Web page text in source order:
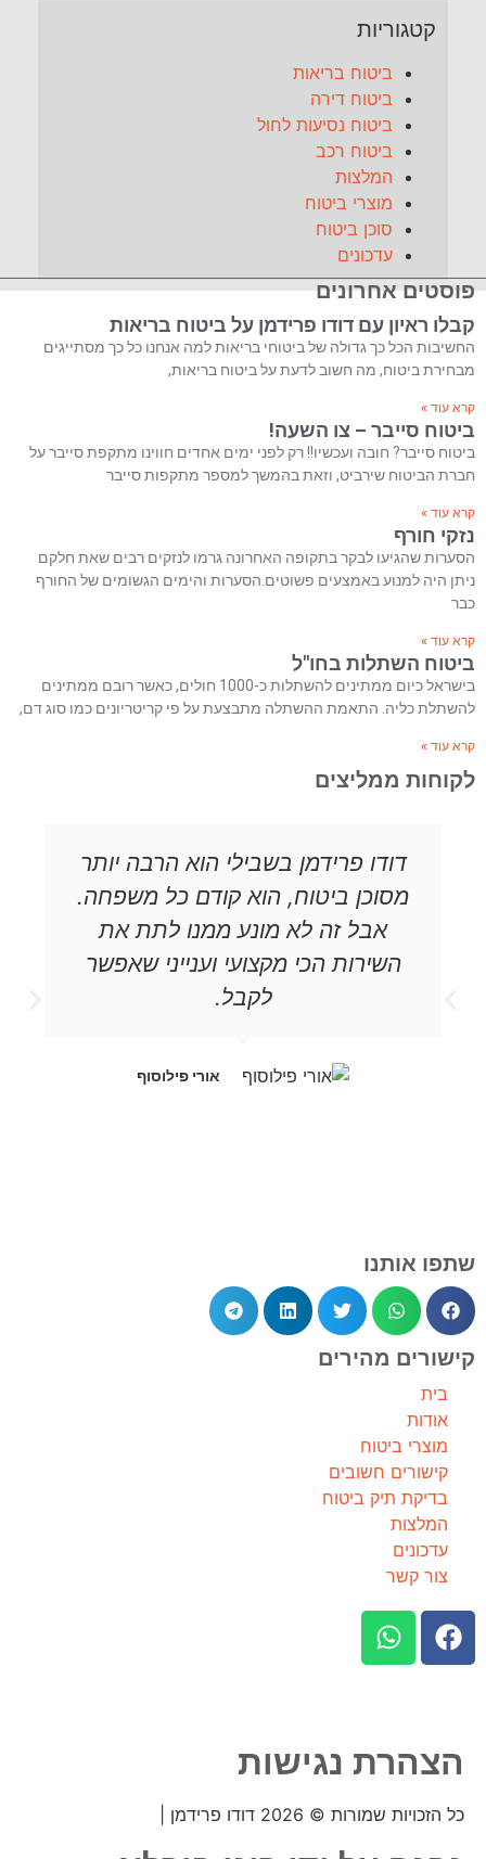
קטגוריות
ביטוח בריאות
ביטוח דירה
ביטוח נסיעות לחול
ביטוח רכב
המלצות
מוצרי ביטוח
סוכן ביטוח
עדכונים
פוסטים אחרונים
קבלו ראיון עם דודו פרידמן על ביטוח בריאות
החשיבות הכל כך גדולה של ביטוחי בריאות למה אנחנו כל כך מסתייגים
מבחירת ביטוח, מה חשוב לדעת על ביטוח בריאות,
קרא עוד »
ביטוח סייבר – צו השעה!
ביטוח סייבר? חובה ועכשיו!! רק לפני ימים אחדים חווינו מתקפת סייבר על
חברת הביטוח שירביט, וזאת בהמשך למספר מתקפות סייבר
קרא עוד »
נזקי חורף
הסערות שהגיעו לבקר בתקופה האחרונה גרמו לנזקים רבים שאת חלקם
ניתן היה למנוע באמצעים פשוטים.הסערות והימים הגשומים של החורף
כבר
קרא עוד »
ביטוח השתלות בחו"ל
בישראל כיום ממתינים להשתלות כ-1000 חולים, כאשר רובם ממתינים
להשתלת כליה. התאמת ההשתלה מתבצעת על פי קריטריונים כמו סוג דם,
קרא עוד »
לקוחות ממליצים
דודו פרידמן בשבילי הוא הרבה יותר
מסוכן ביטוח, הוא קודם כל משפחה.
אבל זה לא מונע ממנו לתת את
השירות הכי מקצועי וענייני שאפשר
לקבל.
אורי פילוסוף
שתפו אותנו
קישורים מהירים
בית
אודות
מוצרי ביטוח
קישורים חשובים
בדיקת תיק ביטוח
המלצות
עדכונים
צור קשר
הצהרת נגישות
כל הזכויות שמורות © 2026 דודו פרידמן |